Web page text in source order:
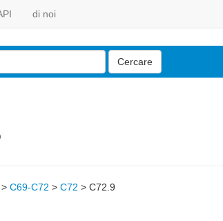
di noi
Cercare
> C69-C72 > C72 > C72.9